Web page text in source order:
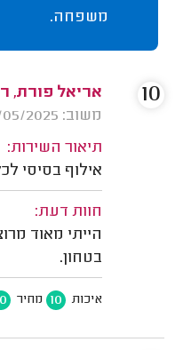
משפחה.
אריאל פורת,
משוב: 26/05/2025
תיאור השירות:
אילוף בסיסי
חוות דעת:
הייתי מאוד
בטחון.
איכות 10 מחיר
10